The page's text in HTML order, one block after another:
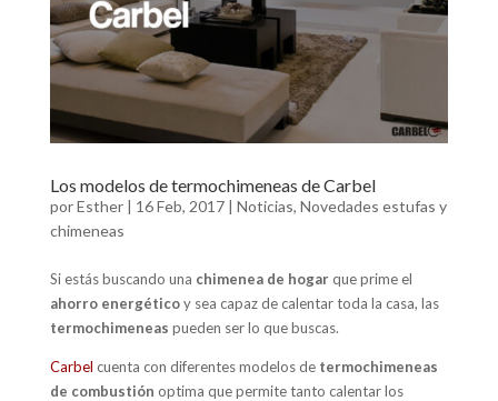
Los modelos de termochimeneas de Carbel
porEsther| 16 Feb, 2017| Noticias, Novedades estufas y
chimeneas
Si estás buscando una chimenea de hogarque prime el
ahorro energéticoy sea capaz de calentar toda la casa, las
termochimeneas pueden ser lo que buscas.
Carbel cuenta con diferentes modelos de termochimeneas
de combustión optima que permite tanto calentar los